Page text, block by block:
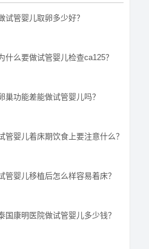
试管婴儿取卵多少好？
什么要做试管婴儿检查ca125？
巢功能差能做试管婴儿吗？
管婴儿着床期饮食上要注意什么？
管婴儿移植后怎么样容易着床？
国康明医院做试管婴儿多少钱？